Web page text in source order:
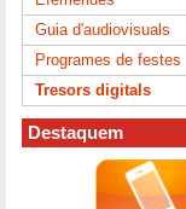
Guia d'audiovisuals
Programes de festes
Tresors digitals
Destaquem